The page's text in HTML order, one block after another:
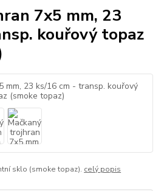
7x5 mm, 23
kouřový topaz
sklo (smoke topaz). celý popis